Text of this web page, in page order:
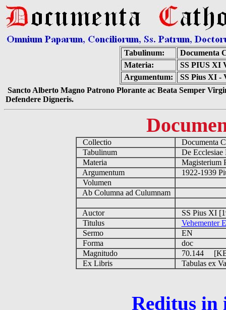
Tabulinum:
Documenta
Materia:
SS PIUS XI
Argumentum:
SS Pius XI -
Sancto Alberto Magno Patrono Plorante ac Beata Semper
Defendere Digneris.
Collectio
Documenta
Tabulinum
De
Materia
Magisterium
Argumentum
1922-1939
Volumen
Ab Columna ad Culumnam
Auctor
SS Pius XI
Titulus
Vehementer
Sermo
EN
Forma
doc
Magnitudo
70.144
Ex Libris
Tabulas ex
Reditus in